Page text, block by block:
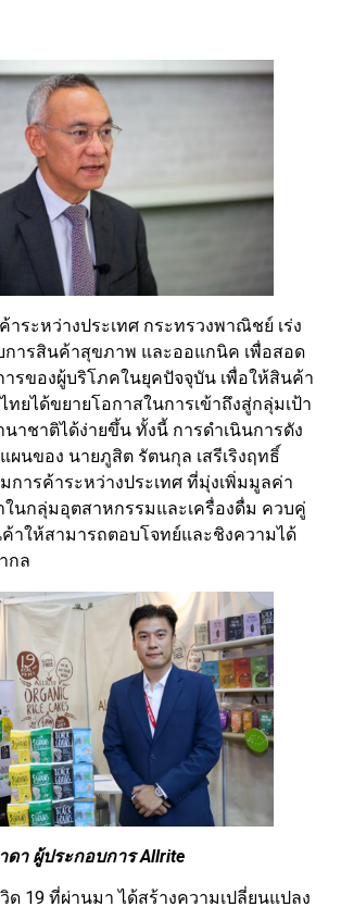
าระหว่างประเทศ กระทรวงพาณิชย์ เร่ง
การสินค้าสุขภาพ และออแกนิค เพื่อสอด
รของผู้บริโภคในยุคปัจจุบัน เพื่อให้สินค้า
ยได้ขยายโอกาสในการเข้าถึงสู่กลุ่มเป้า
าชาติได้ง่ายขึ้น ทั้งนี้ การดำเนินการดัง
ผนของ นายภูสิต รัตนกุล เสรีเริงฤทธิ์
การค้าระหว่างประเทศ ที่มุ่งเพิ่มมูลค่า
นกลุ่มอุตสาหกรรมและเครื่องดื่ม ควบคู่
าให้สามารถตอบโจทย์และชิงความได้
กล
ดา ผู้ประกอบการ Allrite
ด 19 ที่ผ่านมา ได้สร้างความเปลี่ยนแปลง